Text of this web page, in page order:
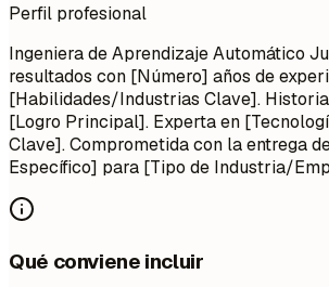
Perfil profesional
Ingeniera de Aprendizaje Automático
resultados con [Número] años de
[Habilidades/Industrias Clave].
[Logro Principal]. Experta en
Clave]. Comprometida con la entrega
Específico] para [Tipo de Industria/
Qué conviene incluir